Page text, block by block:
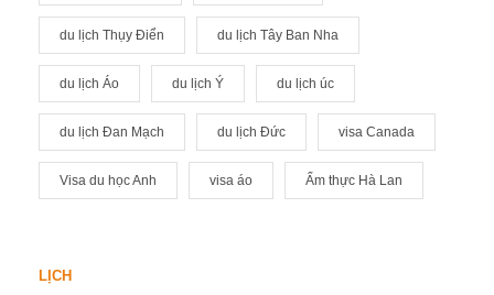
du lịch Thụy Điển du lịch Tây Ban Nha
du lịch Áo du lịch Ý du lịch úc
du lịch Đan Mạch du lịch Đức visa Canada
Visa du học Anh visa áo Ẩm thực Hà Lan
LỊCH